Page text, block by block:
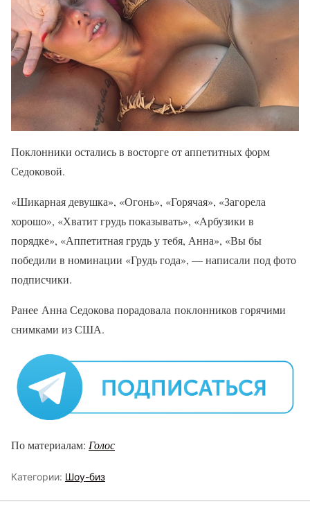
Поклонники остались в восторге от аппетитных форм
Седоковой.
«Шикарная девушка», «Огонь», «Горячая», «Загорела
хорошо», «Хватит грудь показывать», «Арбузики в
порядке», «Аппетитная грудь у тебя, Анна», «Вы бы
победили в номинации «Грудь года», — написали под фото
подписчики.
Ранее Анна Седокова порадовала поклонников горячими
снимками из США.
По материалам: Голос
Категории: Шоу-биз